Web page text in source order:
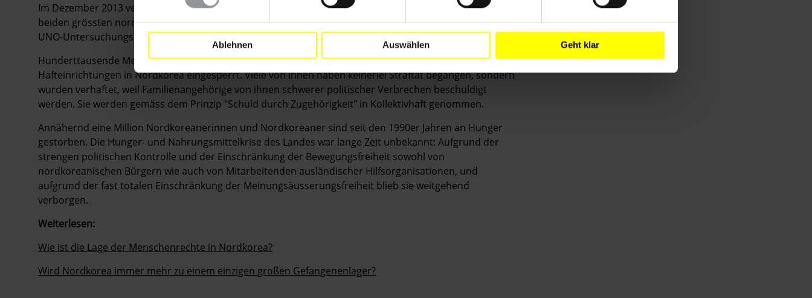
Ablehnen Auswählen Geht klar
Im Dezember 2013 veröffentlichte Amnesty International Satellitenbilder, die den stetigen Ausbau der
beiden grössten nordkoreanischen Gefangenenlager belegen. Dieses Beweismaterial wurde auch der
UNO-Untersuchungskommission unterbreitet.
Hunderttausende Menschen, einschließlich Kinder, sind in politischen Gefangenenlagern und anderen
Hafteinrichtungen in Nordkorea eingesperrt. Viele von ihnen haben keinerlei Straftat begangen, sondern
wurden verhaftet, weil Familienangehörige von ihnen schwerer politischer Verbrechen beschuldigt
werden. Sie werden gemäss dem Prinzip "Schuld durch Zugehörigkeit" in Kollektivhaft genommen.
Annähernd eine Million Nordkoreanerinnen und Nordkoreaner sind seit den 1990er Jahren an Hunger
gestorben. Die Hunger- und Nahrungsmittelkrise des Landes war lange Zeit unbekannt: Aufgrund der
strengen politischen Kontrolle und der Einschränkung der Bewegungsfreiheit sowohl von
nordkoreanischen Bürgern wie auch von Mitarbeitenden ausländischer Hilfsorganisationen, und
aufgrund der fast totalen Einschränkung der Meinungsäusserungsfreiheit blieb sie weitgehend
verborgen.
Weiterlesen:
Wie ist die Lage der Menschenrechte in Nordkorea?
Wird Nordkorea immer mehr zu einem einzigen großen Gefangenenlager?